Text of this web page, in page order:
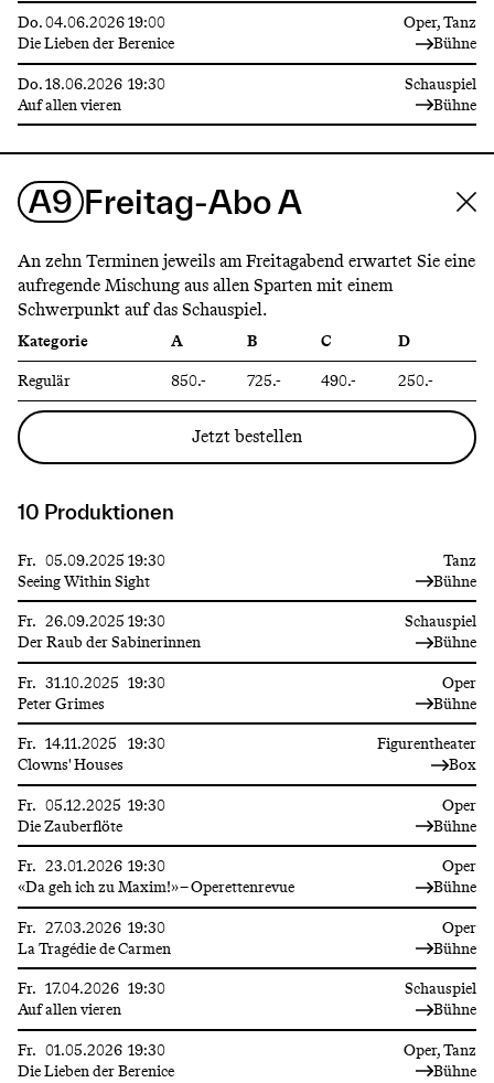
Oper, Tanz
Do.04.06.202619:00
Die Lieben der Berenice
Bühne
Schauspiel
Do.18.06.2026 19:30
Auf allen vieren
Bühne
A9 Freitag-Abo A
An zehn Terminen jeweils am Freitagabend erwartet Sie eine
aufregende Mischung aus allen Sparten mit einem
Schwerpunkt auf das Schauspiel.
Kategorie A B C
D
Regulär
850.- 725.- 490.- 250.-
Jetzt bestellen
10 Produktionen
Tanz
Fr. 05.09.2025 19:30
Seeing Within Sight
Bühne
Schauspiel
Fr. 26.09.2025 19:30
Der Raub der Sabinerinnen
Bühne
Oper
Fr. 31.10.2025 19:30
Peter Grimes
Bühne
Figurentheater
Fr. 14.11.2025 19:30
Clowns' Houses
Box
Oper
Fr. 05.12.2025 19:30
Die Zauberflöte
Bühne
Oper
Fr. 23.01.2026 19:30
«Da geh ich zu Maxim!» – Operettenrevue
Bühne
Oper
Fr. 27.03.2026 19:30
La Tragédie de Carmen
Bühne
Schauspiel
Fr. 17.04.2026 19:30
Auf allen vieren
Bühne
Oper, Tanz
Fr. 01.05.2026 19:30
Die Lieben der Berenice
Bühne